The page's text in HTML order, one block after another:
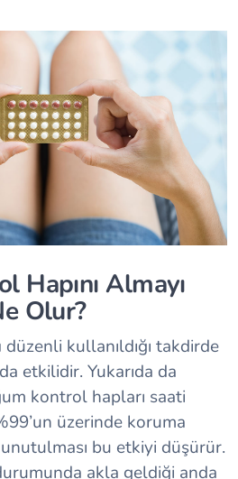
Hapını Almayı
Olur?
düzenli kullanıldığı takdirde
etkilidir. Yukarıda da
kontrol hapları saati
üzerinde koruma
bu etkiyi düşürür.
akla geldiği anda